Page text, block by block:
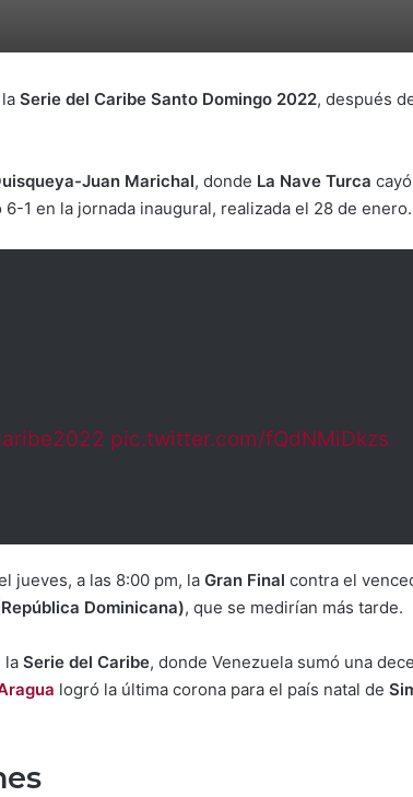
Serie del Caribe Santo Domingo 2022, después
Juan Marichal, donde La Nave Turca
1 en la jornada inaugural, realizada el 28 de enero.
pic.twitter.com/fQdNMiDkzs
jueves, a las 8:00 pm, la Gran Final contra el
Dominicana), que se medirían más tarde.
la Serie del Caribe, donde Venezuela sumó una
logró la última corona para el país natal de